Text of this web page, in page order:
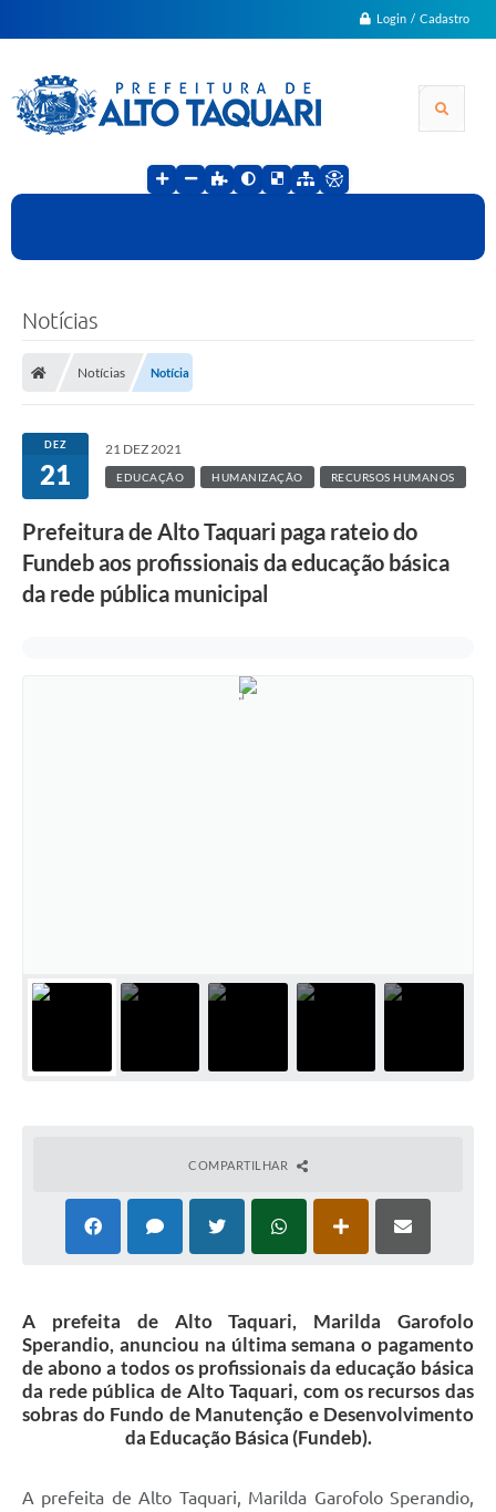
Login / Cadastro
Notícias
Notícias Notícia
DEZ
21
21 DEZ 2021
EDUCAÇÃO HUMANIZAÇÃO RECURSOS HUMANOS
Prefeitura de Alto Taquari paga rateio do
Fundeb aos profissionais da educação básica
da rede pública municipal
COMPARTILHAR
A prefeita de Alto Taquari, Marilda Garofolo
Sperandio, anunciou na última semana o pagamento
de abono a todos os profissionais da educação básica
da rede pública de Alto Taquari, com os recursos das
sobras do Fundo de Manutenção e Desenvolvimento
da Educação Básica (Fundeb).
A prefeita de Alto Taquari, Marilda Garofolo Sperandio,